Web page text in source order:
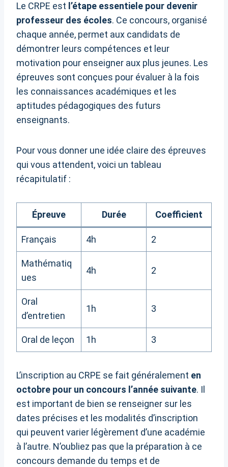
Le CRPE est l’étape essentiele pour devenir
professeur des écoles. Ce concours, organisé
chaque année, permet aux candidats de
démontrer leurs compétences et leur
motivation pour enseigner aux plus jeunes. Les
épreuves sont conçues pour évaluer à la fois
les connaissances académiques et les
aptitudes pédagogiques des futurs
enseignants.
Pour vous donner une idée claire des épreuves
qui vous attendent, voici un tableau
récapitulatif :
Épreuve Durée Coefficient
Français 4h 2
Mathématiq
ues
4h 2
Oral
d’entretien
1h 3
Oral de leçon 1h 3
L’inscription au CRPE se fait généralement en
octobre pour un concours l’année suivante. Il
est important de bien se renseigner sur les
dates précises et les modalités d’inscription
qui peuvent varier légèrement d’une académie
à l’autre. N’oubliez pas que la préparation à ce
concours demande du temps et de